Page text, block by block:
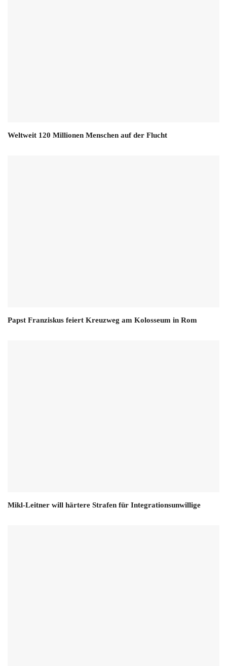
Weltweit 120 Millionen Menschen auf der Flucht
Papst Franziskus feiert Kreuzweg am Kolosseum in Rom
Mikl-Leitner will härtere Strafen für Integrationsunwillige